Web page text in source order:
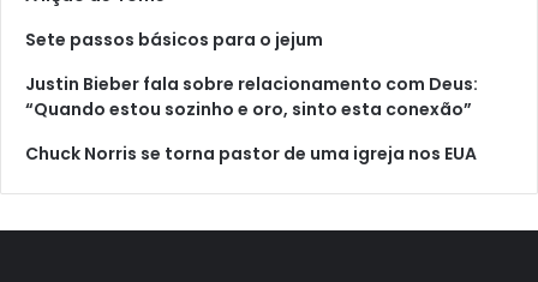
Sete passos básicos para o jejum
Justin Bieber fala sobre relacionamento com Deus:
“Quando estou sozinho e oro, sinto esta conexão”
Chuck Norris se torna pastor de uma igreja nos EUA